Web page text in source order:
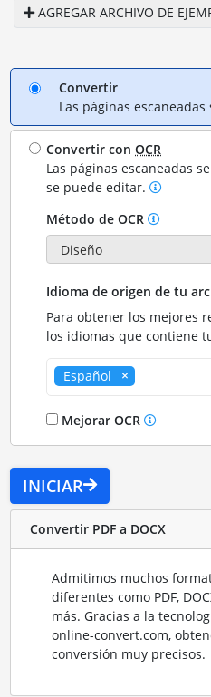
AGREGAR ARCHIVO DE
Convertir
Las páginas
Convertir conOCR
Las páginas escaneadas
se puede editar.
Método de OCR
Idioma de origen de tu
Para obtener los mejores
los idiomas que contiene
Español
Mejorar OCR
INICIAR
Convertir PDF a DOCX
Admitimos muchos
diferentes como PDF,
más. Gracias a la
online-convert.com,
conversión muy precisos.